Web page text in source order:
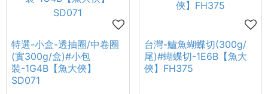
特選-小盒-透抽圈/中卷圈
(實300g/盒)#小包
裝-1G4B【魚大俠】
SD071
台灣-鱸魚蝴蝶切(300g/
尾)#蝴蝶切-1E6B【魚大
俠】FH375